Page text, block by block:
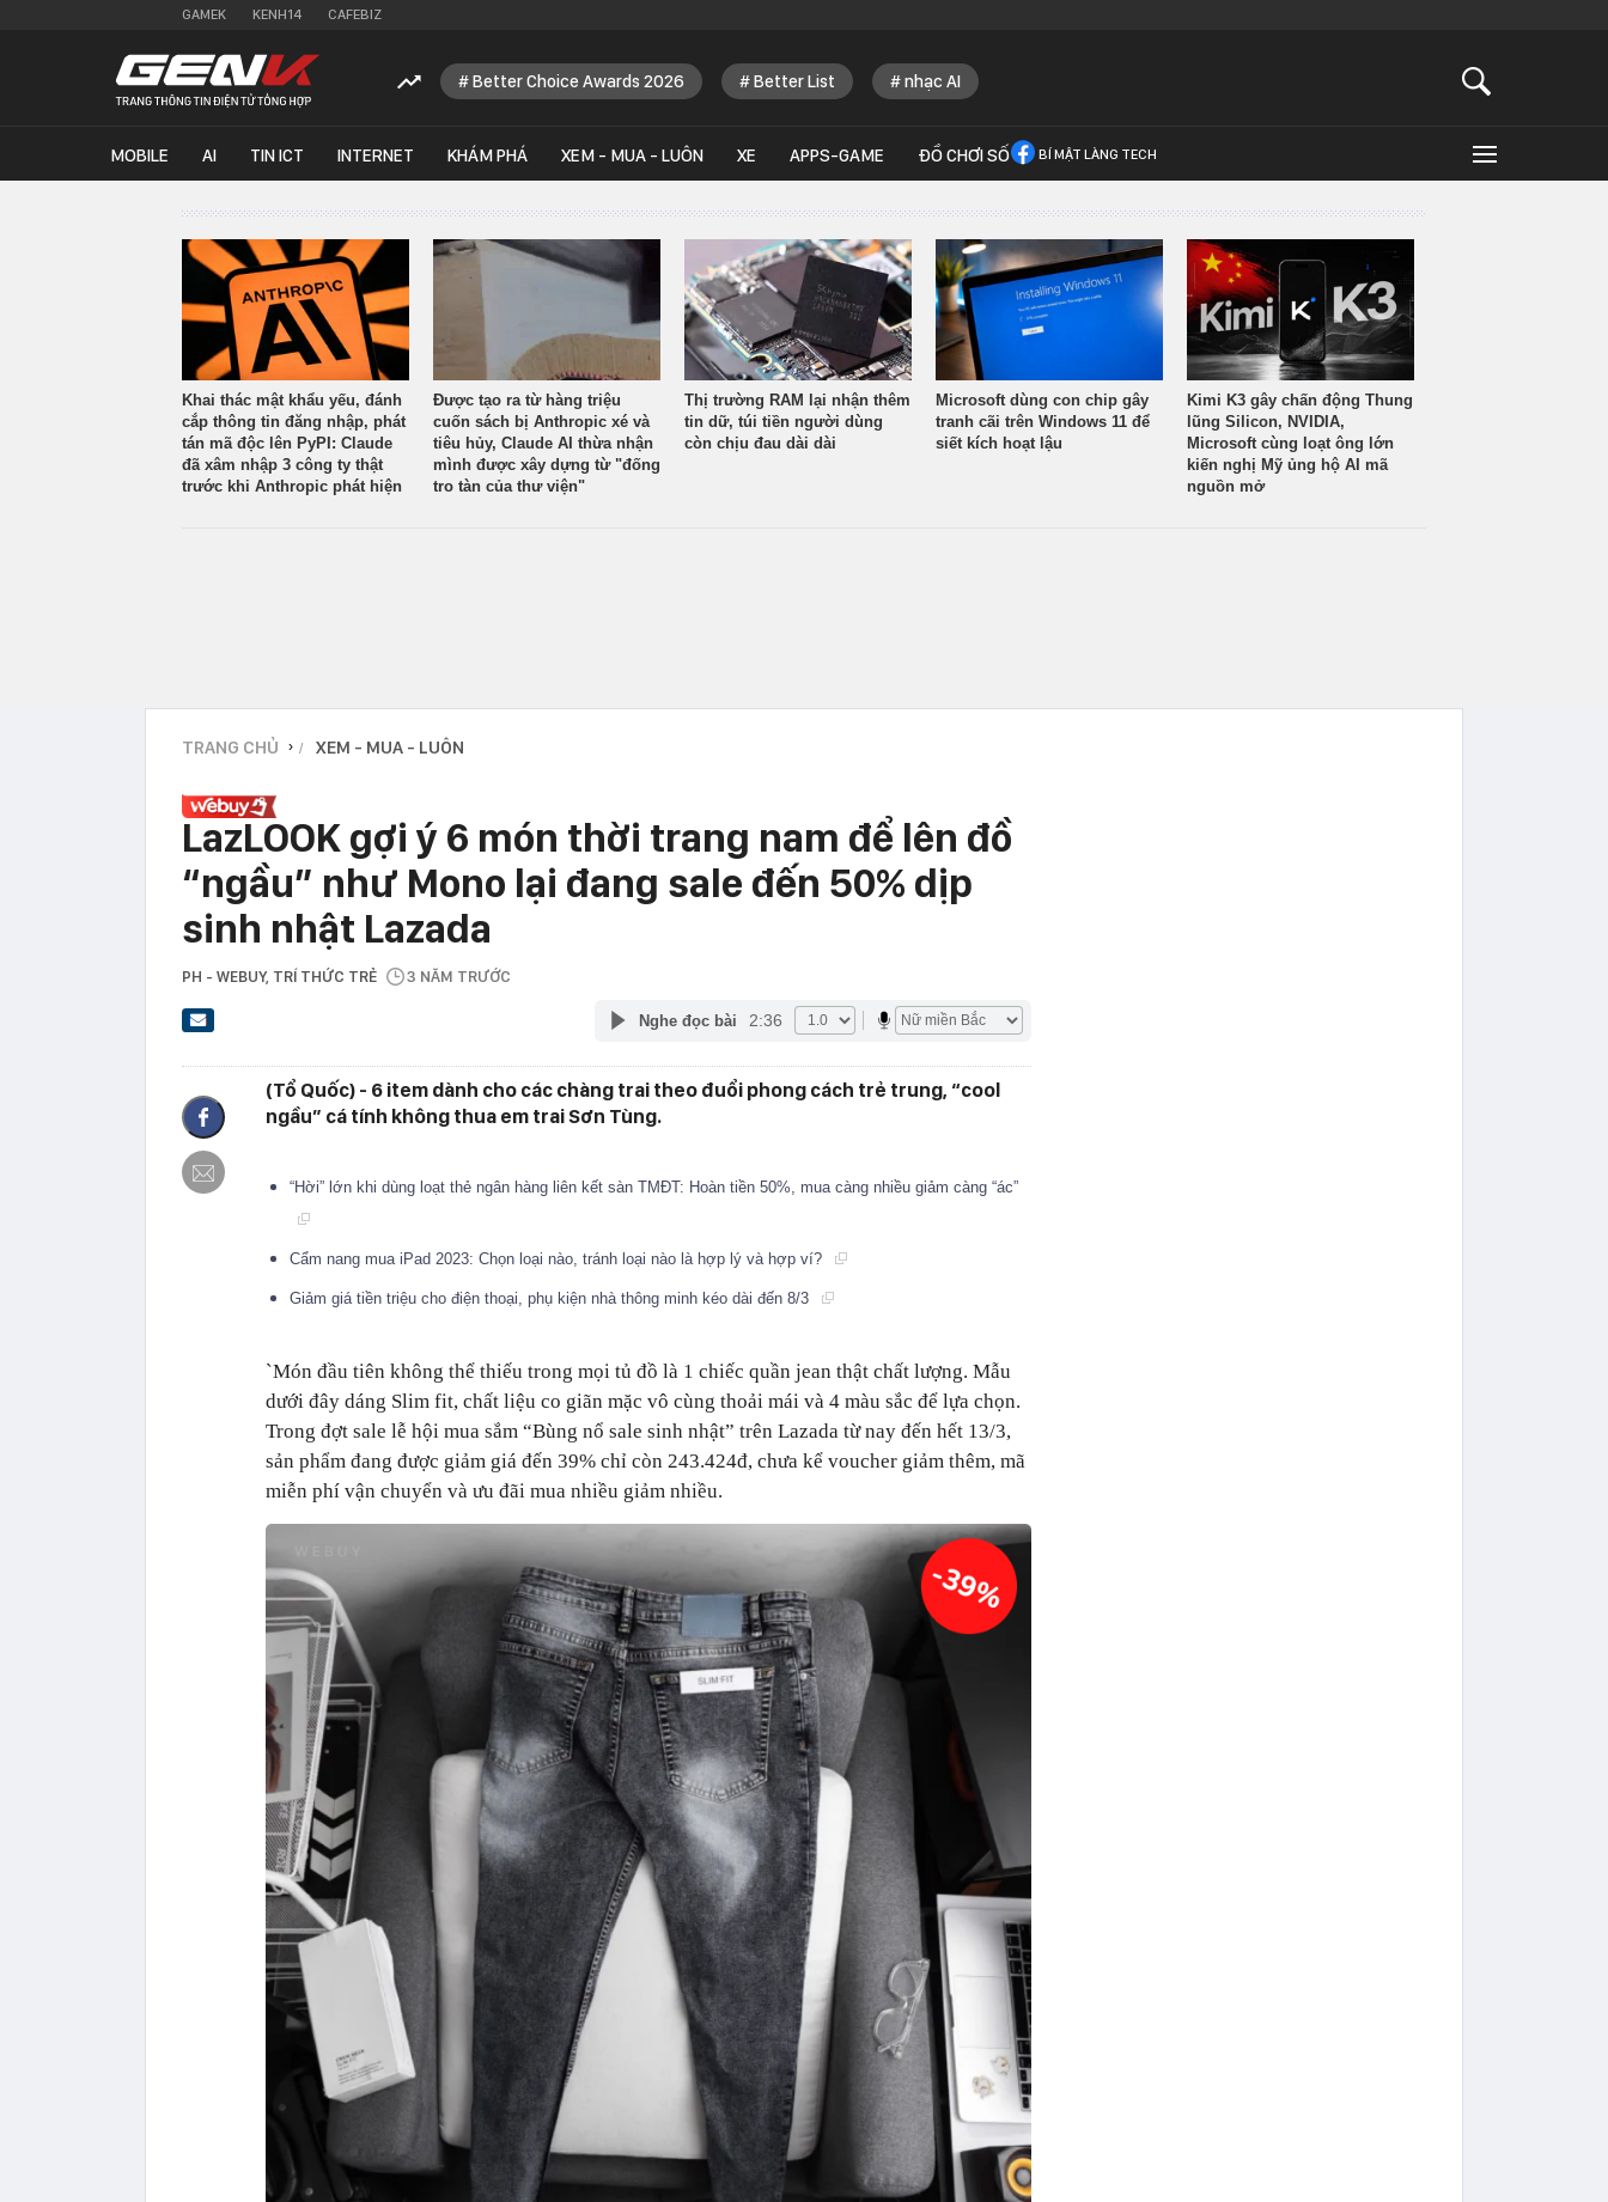
GAMEK KENH14 CAFEBIZ
Better Choice Awards 2026 Better List nhạc AI
MOBILE AI TIN ICT INTERNET KHÁM PHÁ XEM - MUA - LUÔN XE APPS-GAME ĐỒ CHƠI SỐ BÍ MẬT LÀNG TECH
Khai thác mật khẩu yếu, đánh
cắp thông tin đăng nhập, phát
tán mã độc lên PyPI: Claude
đã xâm nhập 3 công ty thật
trước khi Anthropic phát hiện
Được tạo ra từ hàng triệu
cuốn sách bị Anthropic xé và
tiêu hủy, Claude AI thừa nhận
mình được xây dựng từ "đống
tro tàn của thư viện"
Thị trường RAM lại nhận thêm
tin dữ, túi tiền người dùng
còn chịu đau dài dài
Microsoft dùng con chip gây
tranh cãi trên Windows 11 để
siết kích hoạt lậu
Kimi K3 gây chấn động Thung
lũng Silicon, NVIDIA,
Microsoft cùng loạt ông lớn
kiến nghị Mỹ ủng hộ AI mã
nguồn mở
TRANG CHỦ › XEM - MUA - LUÔN
LazLOOK gợi ý 6 món thời trang nam để lên đồ
“ngầu” như Mono lại đang sale đến 50% dịp
sinh nhật Lazada
PH - WEBUY, TRÍ THỨC TRẺ 3 NĂM TRƯỚC
Nghe đọc bài 2:36
(Tổ Quốc) - 6 item dành cho các chàng trai theo đuổi phong cách trẻ trung, “cool
ngầu” cá tính không thua em trai Sơn Tùng.
“Hời” lớn khi dùng loạt thẻ ngân hàng liên kết sàn TMĐT: Hoàn tiền 50%, mua càng nhiều giảm càng “ác”
Cẩm nang mua iPad 2023: Chọn loại nào, tránh loại nào là hợp lý và hợp ví?
Giảm giá tiền triệu cho điện thoại, phụ kiện nhà thông minh kéo dài đến 8/3
`Món đầu tiên không thể thiếu trong mọi tủ đồ là 1 chiếc quần jean thật chất lượng. Mẫu
dưới đây dáng Slim fit, chất liệu co giãn mặc vô cùng thoải mái và 4 màu sắc để lựa chọn.
Trong đợt sale lễ hội mua sắm “Bùng nổ sale sinh nhật” trên Lazada từ nay đến hết 13/3,
sản phẩm đang được giảm giá đến 39% chỉ còn 243.424đ, chưa kể voucher giảm thêm, mã
miễn phí vận chuyển và ưu đãi mua nhiều giảm nhiều.